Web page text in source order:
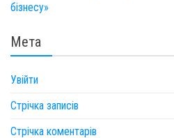
бізнесу»
Мета
Увійти
Стрічка записів
Стрічка коментарів